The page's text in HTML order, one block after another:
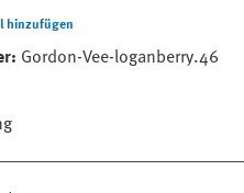
hinzufügen
Gordon-Vee-loganberry.46